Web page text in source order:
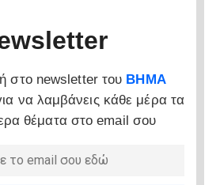
στο newsletter του ΒΗΜΑ
να λαμβάνεις κάθε μέρα τα
θέματα στο email σου